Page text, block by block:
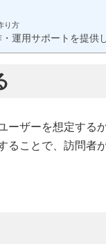
り方
運用サポートを提供
ーザーを想定する
ることで、訪問者